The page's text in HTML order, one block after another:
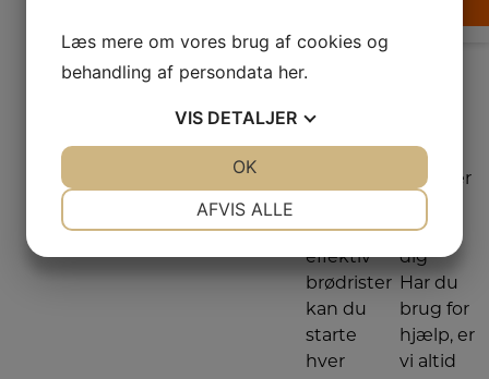
1 2 3
god og
effektiv
brødrister
kan du
starte
hver
Vi er her
hjælpe
dig
Har du
brug for
hjælp, er
vi altid
Læs mere om vores brug af cookies og
behandling af persondata her.
VIS DETALJER
STATISTIK
AFVIS ALLE
OK